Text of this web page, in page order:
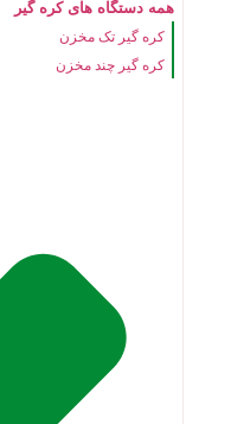
همه دستگاه های کره گیر
کره گیر تک مخزن
کره گیر چند مخزن